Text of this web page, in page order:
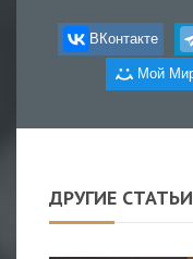
ВКонтакте
Мой
ДРУГИЕ СТАТЬИ